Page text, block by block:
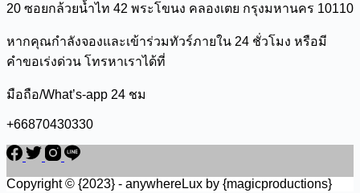
20 ซอยกล้วยน้ำไท 42 พระโขนง คลองเตย กรุงมหานคร 10110
หากคุณกำลังจองและเข้าร่วมทัวร์ภายใน 24 ชั่วโมง หรือมี
คำขอเร่งด่วน โทรหาเราได้ที่
มือถือ/What’s-app 24 ชม
+66870430330
Copyright © {2023} - anywhereLux by {magicproductions}